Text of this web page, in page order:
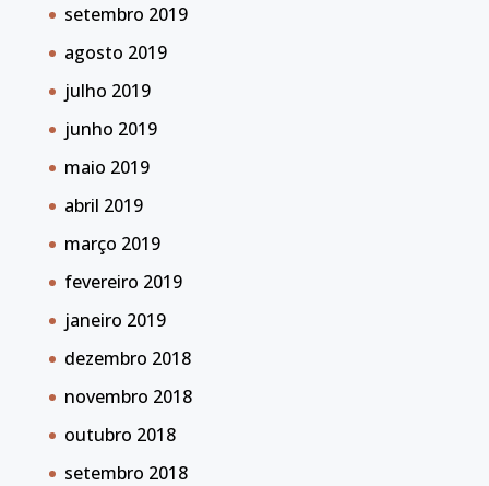
setembro 2019
agosto 2019
julho 2019
junho 2019
maio 2019
abril 2019
março 2019
fevereiro 2019
janeiro 2019
dezembro 2018
novembro 2018
outubro 2018
setembro 2018